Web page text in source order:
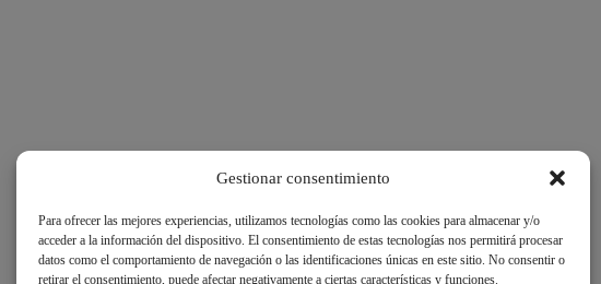
Gestionar consentimiento
Para ofrecer las mejores experiencias, utilizamos tecnologías como las cookies para almacenar y/o
acceder a la información del dispositivo. El consentimiento de estas tecnologías nos permitirá procesar
datos como el comportamiento de navegación o las identificaciones únicas en este sitio. No consentir o
retirar el consentimiento, puede afectar negativamente a ciertas características y funciones.